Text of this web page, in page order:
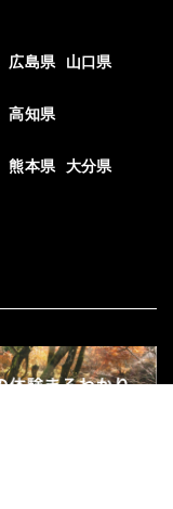
広島県 山口県
高知県
熊本県 大分県